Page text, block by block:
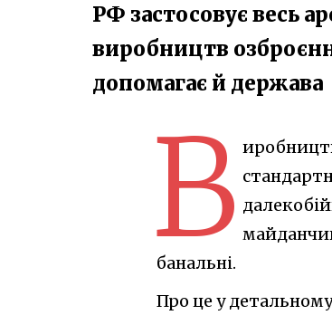
РФ застосовує весь
виробництв
допомагає й держава
В
банальні.
Про це у